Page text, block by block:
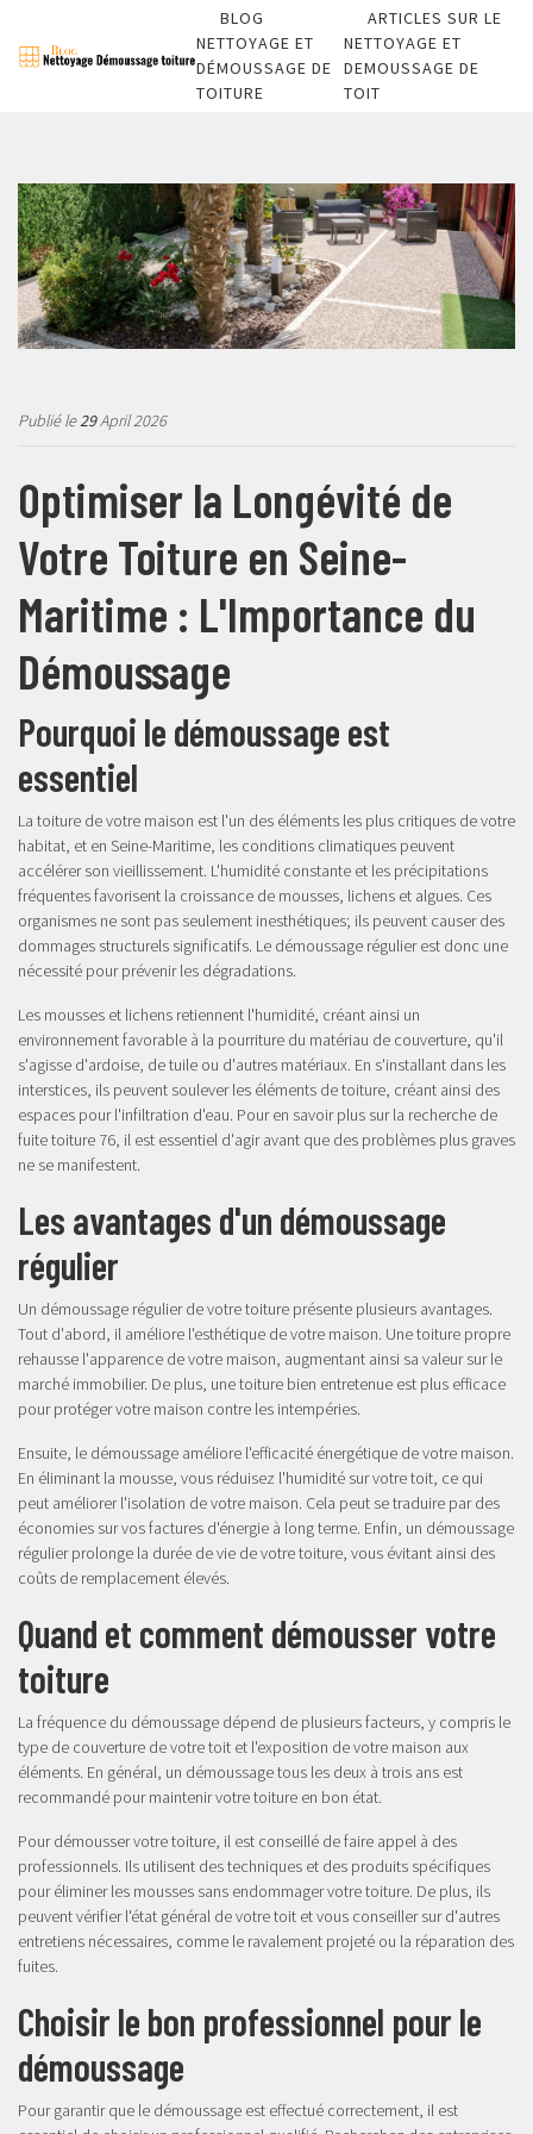
BLOG
NETTOYAGE ET
DÉMOUSSAGE DE
TOITURE
ARTICLES SUR LE
NETTOYAGE ET
DEMOUSSAGE DE
TOIT
Publié le29April 2026
Optimiser la Longévité de
Votre Toiture en Seine-
Maritime : L'Importance du
Démoussage
Pourquoi le démoussage est
essentiel
La toiture de votre maison est l'un des éléments les plus critiques de votre
habitat, et en Seine-Maritime, les conditions climatiques peuvent
accélérer son vieillissement. L'humidité constante et les précipitations
fréquentes favorisent la croissance de mousses, lichens et algues. Ces
organismes ne sont pas seulement inesthétiques; ils peuvent causer des
dommages structurels significatifs. Le démoussage régulier est donc une
nécessité pour prévenir les dégradations.
Les mousses et lichens retiennent l'humidité, créant ainsi un
environnement favorable à la pourriture du matériau de couverture, qu'il
s'agisse d'ardoise, de tuile ou d'autres matériaux. En s'installant dans les
interstices, ils peuvent soulever les éléments de toiture, créant ainsi des
espaces pour l'infiltration d'eau. Pour en savoir plus sur la recherche de
fuite toiture 76, il est essentiel d'agir avant que des problèmes plus graves
ne se manifestent.
Les avantages d'un démoussage
régulier
Un démoussage régulier de votre toiture présente plusieurs avantages.
Tout d'abord, il améliore l'esthétique de votre maison. Une toiture propre
rehausse l'apparence de votre maison, augmentant ainsi sa valeur sur le
marché immobilier. De plus, une toiture bien entretenue est plus efficace
pour protéger votre maison contre les intempéries.
Ensuite, le démoussage améliore l'efficacité énergétique de votre maison.
En éliminant la mousse, vous réduisez l'humidité sur votre toit, ce qui
peut améliorer l'isolation de votre maison. Cela peut se traduire par des
économies sur vos factures d'énergie à long terme. Enfin, un démoussage
régulier prolonge la durée de vie de votre toiture, vous évitant ainsi des
coûts de remplacement élevés.
Quand et comment démousser votre
toiture
La fréquence du démoussage dépend de plusieurs facteurs, y compris le
type de couverture de votre toit et l'exposition de votre maison aux
éléments. En général, un démoussage tous les deux à trois ans est
recommandé pour maintenir votre toiture en bon état.
Pour démousser votre toiture, il est conseillé de faire appel à des
professionnels. Ils utilisent des techniques et des produits spécifiques
pour éliminer les mousses sans endommager votre toiture. De plus, ils
peuvent vérifier l'état général de votre toit et vous conseiller sur d'autres
entretiens nécessaires, comme le ravalement projeté ou la réparation des
fuites.
Choisir le bon professionnel pour le
démoussage
Pour garantir que le démoussage est effectué correctement, il est